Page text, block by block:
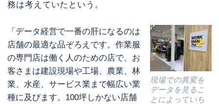
務は考えていたという。
現場での異変を
データを見るこ
とによっていち
「データ経営で一番の肝になるのは
店舗の最適な品ぞろえです。作業服
の専門店は働く人のための店で、お
客さまは建設現場や工場、農業、林
業、水産、サービス業まで幅広い業
種に及びます。100坪しかない店舗